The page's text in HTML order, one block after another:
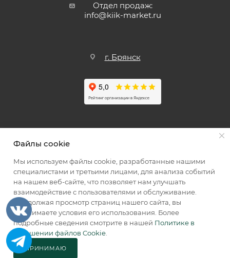
Отдел продаж:
info@kiik-market.ru
г. Брянск
Мы принимаем к оплате
2026 © КИИК МАРКЕТ
Файлы cookie
Мы используем файлы cookie, разработанные нашими
специалистами и третьими лицами, для анализа событий
на нашем веб-сайте, что позволяет нам улучшать
взаимодействие с пользователями и обслуживание.
Продолжая просмотр страниц нашего сайта, вы
принимаете условия его использования. Более
подробные сведения смотрите в нашей Политике в
отношении файлов Cookie
ПРИНИМАЮ